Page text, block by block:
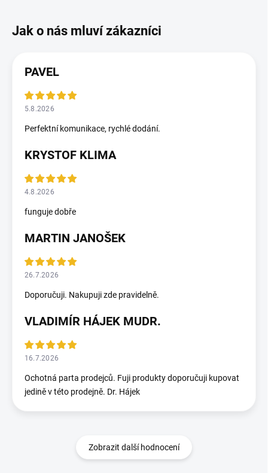
PAVEL
5.8.2026
Perfektní komunikace, rychlé dodání.
KRYSTOF KLIMA
4.8.2026
funguje dobře
MARTIN JANOŠEK
26.7.2026
Doporučuji. Nakupuji zde pravidelně.
VLADIMÍR HÁJEK MUDR.
16.7.2026
Ochotná parta prodejců. Fuji produkty doporučuji kupovat
jedině v této prodejně. Dr. Hájek
Zobrazit další hodnocení